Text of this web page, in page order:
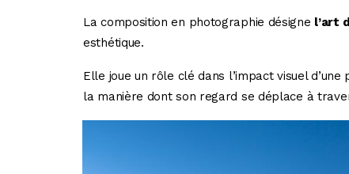
La composition en photographie désigne l’art
esthétique.
Elle joue un rôle clé dans l’impact visuel
la manière dont son regard se déplace à